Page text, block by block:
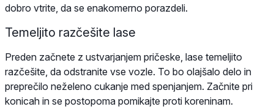
dobro vtrite, da se enakomerno porazdeli.
Temeljito razčešite lase
Preden začnete z ustvarjanjem pričeske, lase temeljito
razčešite, da odstranite vse vozle. To bo olajšalo delo in
preprečilo neželeno cukanje med spenjanjem. Začnite pri
konicah in se postopoma pomikajte proti koreninam.